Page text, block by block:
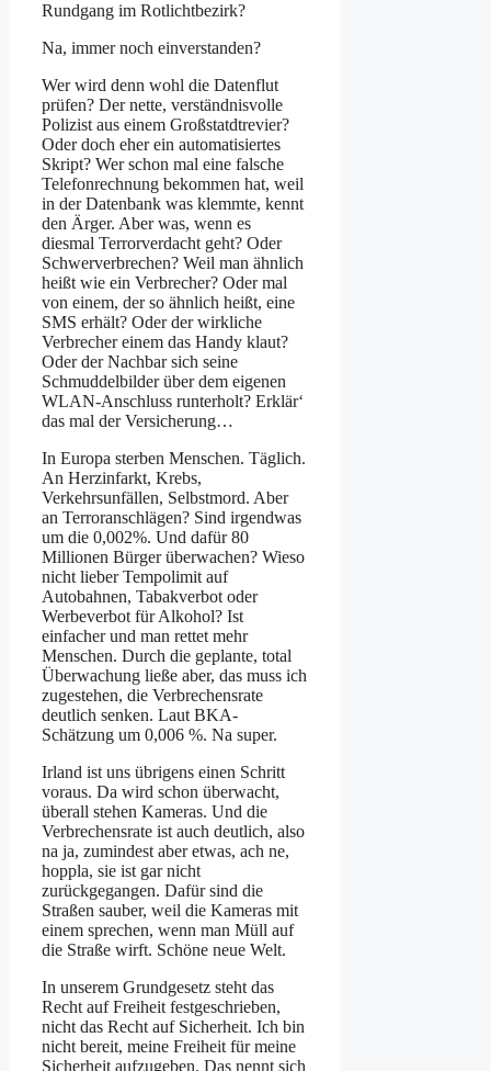
Rundgang im Rotlichtbezirk?
Na, immer noch einverstanden?
Wer wird denn wohl die Datenflut
prüfen? Der nette, verständnisvolle
Polizist aus einem Großstatdtrevier?
Oder doch eher ein automatisiertes
Skript? Wer schon mal eine falsche
Telefonrechnung bekommen hat, weil
in der Datenbank was klemmte, kennt
den Ärger. Aber was, wenn es
diesmal Terrorverdacht geht? Oder
Schwerverbrechen? Weil man ähnlich
heißt wie ein Verbrecher? Oder mal
von einem, der so ähnlich heißt, eine
SMS erhält? Oder der wirkliche
Verbrecher einem das Handy klaut?
Oder der Nachbar sich seine
Schmuddelbilder über dem eigenen
WLAN-Anschluss runterholt? Erklär‘
das mal der Versicherung…
In Europa sterben Menschen. Täglich.
An Herzinfarkt, Krebs,
Verkehrsunfällen, Selbstmord. Aber
an Terroranschlägen? Sind irgendwas
um die 0,002%. Und dafür 80
Millionen Bürger überwachen? Wieso
nicht lieber Tempolimit auf
Autobahnen, Tabakverbot oder
Werbeverbot für Alkohol? Ist
einfacher und man rettet mehr
Menschen. Durch die geplante, total
Überwachung ließe aber, das muss ich
zugestehen, die Verbrechensrate
deutlich senken. Laut BKA-
Schätzung um 0,006 %. Na super.
Irland ist uns übrigens einen Schritt
voraus. Da wird schon überwacht,
überall stehen Kameras. Und die
Verbrechensrate ist auch deutlich, also
na ja, zumindest aber etwas, ach ne,
hoppla, sie ist gar nicht
zurückgegangen. Dafür sind die
Straßen sauber, weil die Kameras mit
einem sprechen, wenn man Müll auf
die Straße wirft. Schöne neue Welt.
In unserem Grundgesetz steht das
Recht auf Freiheit festgeschrieben,
nicht das Recht auf Sicherheit. Ich bin
nicht bereit, meine Freiheit für meine
Sicherheit aufzugeben. Das nennt sich